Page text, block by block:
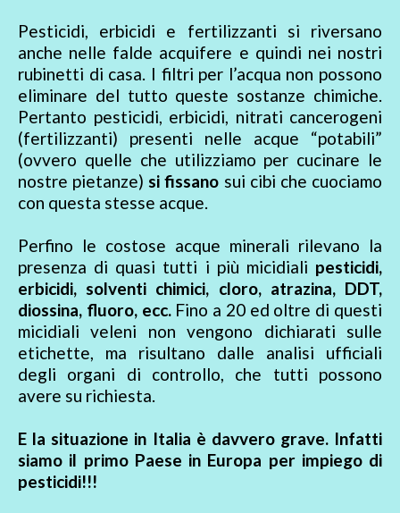
Pesticidi, erbicidi e fertilizzanti si riversano
anche nelle falde acquifere e quindi nei nostri
rubinetti di casa. I filtri per l’acqua non possono
eliminare del tutto queste sostanze chimiche.
Pertanto pesticidi, erbicidi, nitrati cancerogeni
(fertilizzanti) presenti nelle acque “potabili”
(ovvero quelle che utilizziamo per cucinare le
nostre pietanze)si fissano sui cibi che cuociamo
con questa stesse acque.
Perfino le costose acque minerali rilevano la
presenza di quasi tutti i più micidiali pesticidi,
erbicidi, solventi chimici, cloro, atrazina, DDT,
diossina, fluoro, ecc.Fino a 20 ed oltre di questi
micidiali veleni non vengono dichiarati sulle
etichette, ma risultano dalle analisi ufficiali
degli organi di controllo, che tutti possono
avere su richiesta.
E la situazione in Italia è davvero grave. Infatti
siamo il primo Paese in Europa per impiego di
pesticidi!!!